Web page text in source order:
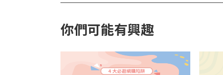
你們可能有興趣